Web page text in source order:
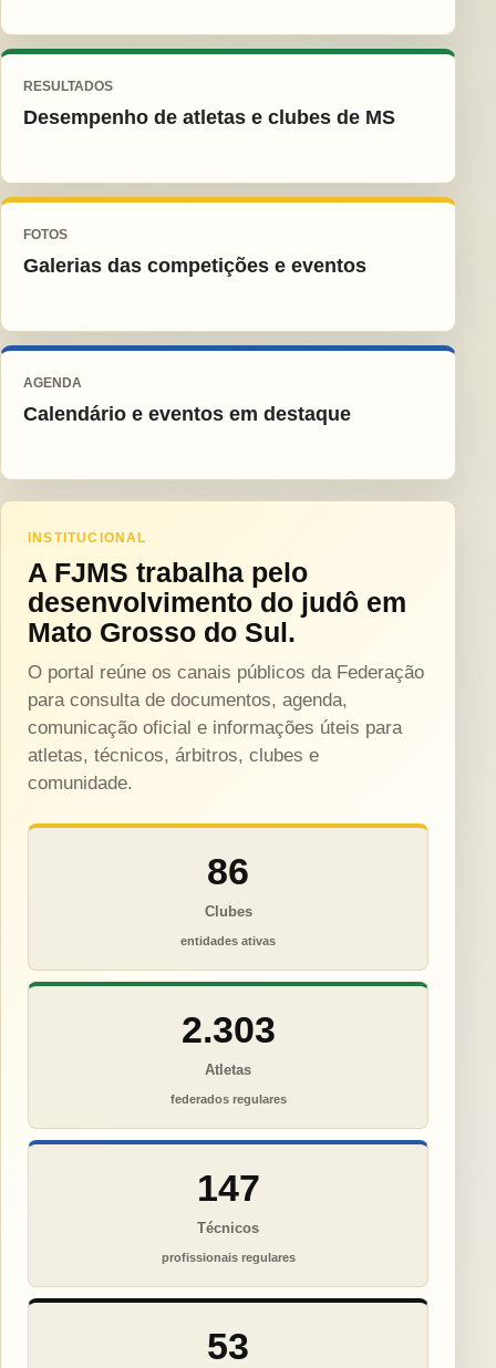
RESULTADOS
Desempenho de atletas e clubes de MS
FOTOS
Galerias das competições e eventos
AGENDA
Calendário e eventos em destaque
INSTITUCIONAL
A FJMS trabalha pelo
desenvolvimento do judô em
Mato Grosso do Sul.
O portal reúne os canais públicos da Federação
para consulta de documentos, agenda,
comunicação oficial e informações úteis para
atletas, técnicos, árbitros, clubes e
comunidade.
86
Clubes
entidades ativas
2.303
Atletas
federados regulares
147
Técnicos
profissionais regulares
53